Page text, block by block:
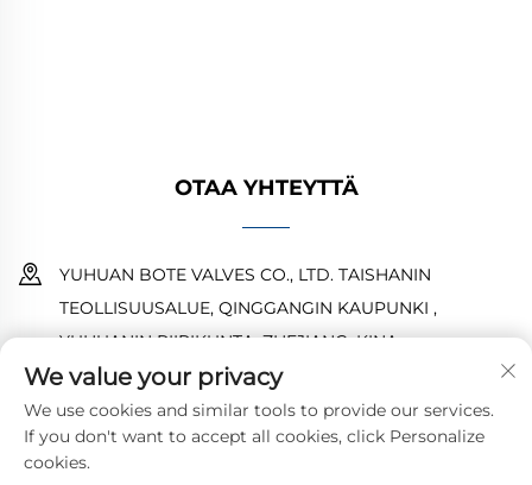
OTAA YHTEYTTÄ
YUHUAN BOTE VALVES CO., LTD. TAISHANIN
TEOLLISUUSALUE, QINGGANGIN KAUPUNKI ,
YUHUANIN PIIRIKUNTA ,ZHEJIANG ,KINA
18968473237
[email protected]
We value your privacy
We use cookies and similar tools to provide our services.
If you don't want to accept all cookies, click Personalize
cookies.